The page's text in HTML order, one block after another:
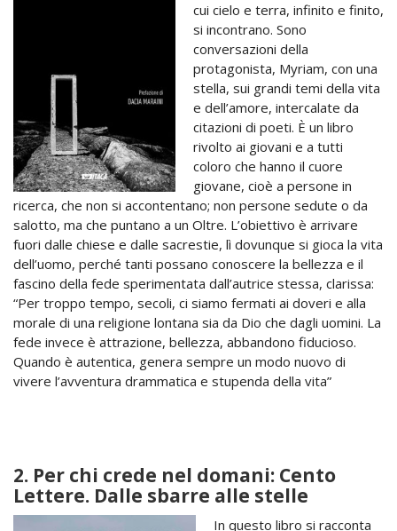
cui cielo e terra, infinito e finito,
si incontrano. Sono
conversazioni della
protagonista, Myriam, con una
stella, sui grandi temi della vita
e dell’amore, intercalate da
citazioni di poeti. È un libro
rivolto ai giovani e a tutti
coloro che hanno il cuore
giovane, cioè a persone in
ricerca, che non si accontentano; non persone sedute o da
salotto, ma che puntano a un Oltre. L’obiettivo è arrivare
fuori dalle chiese e dalle sacrestie, lì dovunque si gioca la vita
dell’uomo, perché tanti possano conoscere la bellezza e il
fascino della fede sperimentata dall’autrice stessa, clarissa:
“Per troppo tempo, secoli, ci siamo fermati ai doveri e alla
morale di una religione lontana sia da Dio che dagli uomini. La
fede invece è attrazione, bellezza, abbandono fiducioso.
Quando è autentica, genera sempre un modo nuovo di
vivere l’avventura drammatica e stupenda della vita”
2. Per chi crede nel domani: Cento
Lettere. Dalle sbarre alle stelle
In questo libro si racconta